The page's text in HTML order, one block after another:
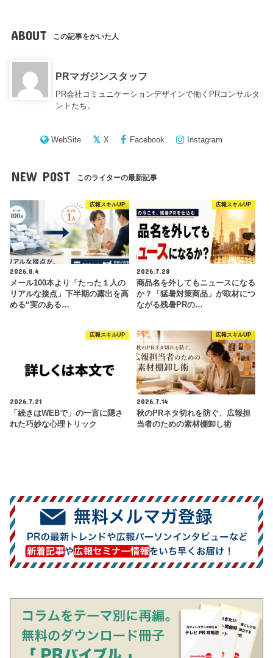
ABOUT この記事をかいた人
PRマガジンスタッフ
PR会社コミュニケーションデザインで働くPRコンサルタ
ントたち。
WebSite X Facebook Instagram
NEW POST このライターの最新記事
広報スキルUP
2026.8.4
メール100本より「たった１人の
リアルな接点」下半期の露出を高
める“実のある…
広報スキルUP
2026.7.28
商品名を外してもニュースになる
か？「猛暑対策商品」が取材につ
ながる残暑PRの…
広報スキルUP
2026.7.21
「続きはWEBで」の一言に隠さ
れた巧妙な心理トリック
広報スキルUP
2026.7.14
秋のPRネタ切れを防ぐ、広報担
当者のための素材棚卸し術